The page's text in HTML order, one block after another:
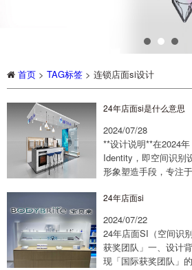
首页 > TAG标签 > 连锁店面si设计
24年店面si是什么意思
2024/07/28
**设计说明**在2024
Identity，即空间识别
形象塑造手段，专注
24年店面si
2024/07/22
24年店面SI（空间识
获奖团队」一、设计
现「国际获奖团队」